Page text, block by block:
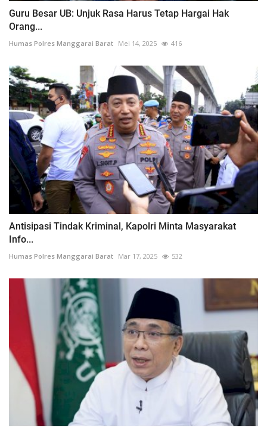
Guru Besar UB: Unjuk Rasa Harus Tetap Hargai Hak
Orang...
Humas Polres Manggarai Barat Mei 14, 2025 416
Antisipasi Tindak Kriminal, Kapolri Minta Masyarakat
Info...
Humas Polres Manggarai Barat Mar 17, 2025 532